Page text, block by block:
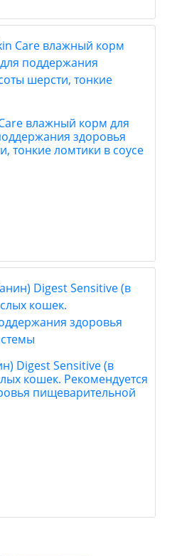
влажный корм для
здоровья
тонкие ломтики в соусе
Digest Sensitive (в
кошек. Рекомендуется
пищеварительной